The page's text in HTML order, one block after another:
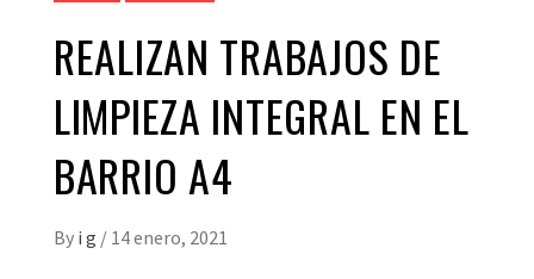
REALIZAN TRABAJOS DE
LIMPIEZA INTEGRAL EN EL
BARRIO A4
By i g / 14 enero, 2021